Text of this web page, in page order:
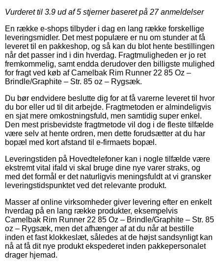
Vurderet til 3.9 ud af 5 stjerner baseret på 27anmeldelser
En række e-shops tilbyder i dag en lang række forskellige
leveringsmidler. Det mest populære er nu om stunder at få
leveret til en pakkeshop, og så kan du blot hente bestillingen
når det passer ind i din hverdag. Fragtmuligheden er jo ret
fremkommelig, samt endda derudover den billigste mulighed
for fragt ved køb af Camelbak Rim Runner 22 85 Oz –
Brindle/Graphite – Str. 85 oz – Rygsæk.
Du bør endvidere beslutte dig for at få varerne leveret til hvor
du bor eller ud til dit arbejde. Fragtmetoden er almindeligvis
en sjat mere omkostningsfuld, men samtidig super enkel.
Den mest prisbevidste fragtmetode vil dog i de fleste tilfælde
være selv at hente ordren, men dette forudsætter at du har
bopæl med kort afstand til e-firmaets bopæl.
Leveringstiden på Hovedtelefoner kan i nogle tilfælde være
ekstremt vital ifald vi skal bruge dine nye varer straks, og
med det formål er det naturligvis meningsfuldt at vi gransker
leveringstidspunktet ved det relevante produkt.
Masser af online virksomheder giver levering efter en enkelt
hverdag på en lang række produkter, eksempelvis
Camelbak Rim Runner 22 85 Oz – Brindle/Graphite – Str. 85
oz – Rygsæk, men det afhænger af at du når at bestille
inden et fast klokkeslæt, således at de højst sandsynligt kan
nå at få dit nye produkt ekspederet inden pakkepersonalet
drager hjemad.